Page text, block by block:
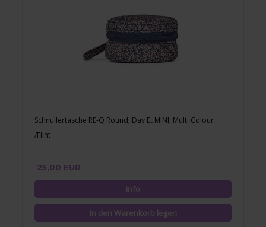
Schnullertasche RE-Q Round, Day Et MINI, Multi Colour
/Flint
25,00 EUR